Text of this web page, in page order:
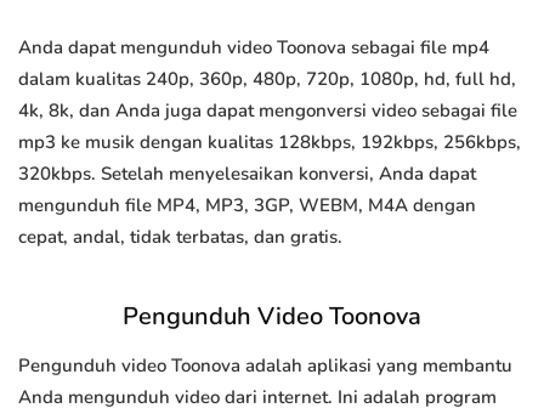
Anda dapat mengunduh video Toonova sebagai file mp4
dalam kualitas 240p, 360p, 480p, 720p, 1080p, hd, full hd,
4k, 8k, dan Anda juga dapat mengonversi video sebagai file
mp3 ke musik dengan kualitas 128kbps, 192kbps, 256kbps,
320kbps. Setelah menyelesaikan konversi, Anda dapat
mengunduh file MP4, MP3, 3GP, WEBM, M4A dengan
cepat, andal, tidak terbatas, dan gratis.
Pengunduh Video Toonova
Pengunduh video Toonova adalah aplikasi yang membantu
Anda mengunduh video dari internet. Ini adalah program